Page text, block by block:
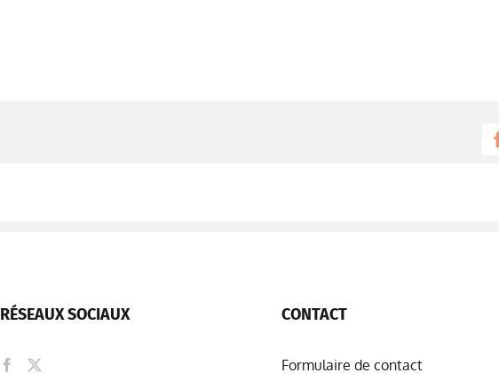
RÉSEAUX SOCIAUX CONTACT
Formulaire de contact